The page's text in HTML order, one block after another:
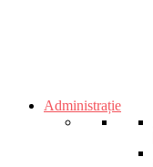
Administrație